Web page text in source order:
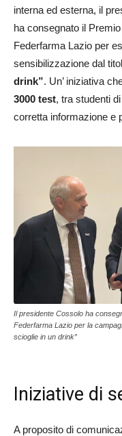
interna ed esterna, il
ha consegnato il Premio
Federfarma Lazio per
sensibilizzazione dal
drink”. Un’ iniziativa
3000 test, tra studenti
corretta informazione e
Il presidente Cossolo ha
Federfarma Lazio per la
scioglie in un drink”
Iniziative di
A proposito di